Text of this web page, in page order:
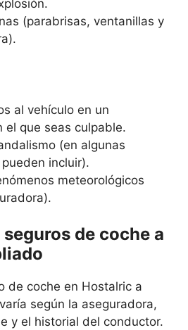
(parabrisas, ventanillas y
al vehículo en un
el que seas culpable.
(en algunas
incluir).
meteorológicos
de coche a
de coche en Hostalric a
según la aseguradora,
y el historial del conductor.